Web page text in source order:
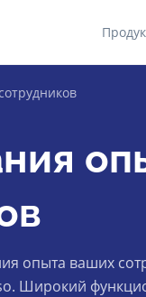
опыта ваших
Широкий